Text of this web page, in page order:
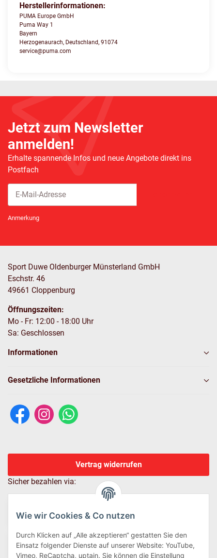
Wie wir Cookies & Co nutzen
Durch Klicken auf „Alle akzeptieren“ gestatten Sie den
Einsatz folgender Dienste auf unserer Website: YouTube,
Vimeo, ReCaptcha, uptain. Sie können die Einstellung
Herstellerinformationen:
PUMA Europe GmbH
Puma Way 1
Bayern
Herzogenaurach, Deutschland, 91074
service@puma.com
Jetzt zum Newsletter
anmelden!
Erhalte spannende Infos und neue Angebote direkt ins
Postfach
Anmerkung
Sport Duwe Oldenburger Münsterland GmbH
Eschstr. 46
49661 Cloppenburg
Öffnungszeiten:
Mo - Fr: 12:00 - 18:00 Uhr
Sa: Geschlossen
Informationen
Gesetzliche Informationen
Vertrag widerrufen
Sicher bezahlen via: